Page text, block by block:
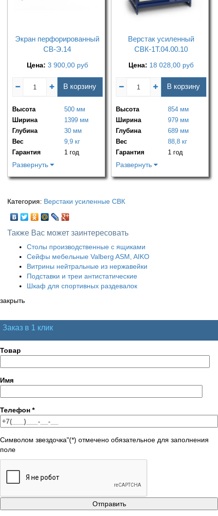
Экран перфорированный
СВ-Э.14
Цена: 3 900,00 руб
В корзину
Высота
500 мм
Ширина
1399 мм
Глубина
30 мм
Вес
9,9 кг
Гарантия
1 год
Развернуть
Верстак усиленный
СВК-1Т.04.00.10
Цена: 18 028,00 руб
В корзину
Высота
854 мм
Ширина
979 мм
Глубина
689 мм
Вес
88,8 кг
Гарантия
1 год
Развернуть
Категория: Верстаки усиленные СВК
Также Вас может заинтересовать
Столы производственные с ящиками
Сейфы мебельные Valberg ASM, AIKO
Витрины нейтральные из нержавейки
Подставки и треи антистатические
Шкаф для спортивных раздевалок
закрыть
Заказ в 1 клик
Товар
Имя
Телефон *
Символом звездочка"(*) отмечено обязательное для заполнения
поле